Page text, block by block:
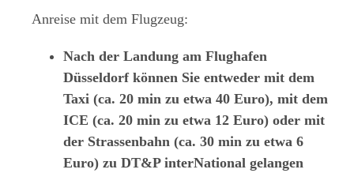
Anreise mit dem Flugzeug:
Nach der Landung am Flughafen
Düsseldorf können Sie entweder mit dem
Taxi (ca. 20 min zu etwa 40 Euro), mit dem
ICE (ca. 20 min zu etwa 12 Euro) oder mit
der Strassenbahn (ca. 30 min zu etwa 6
Euro) zu DT&P interNational gelangen